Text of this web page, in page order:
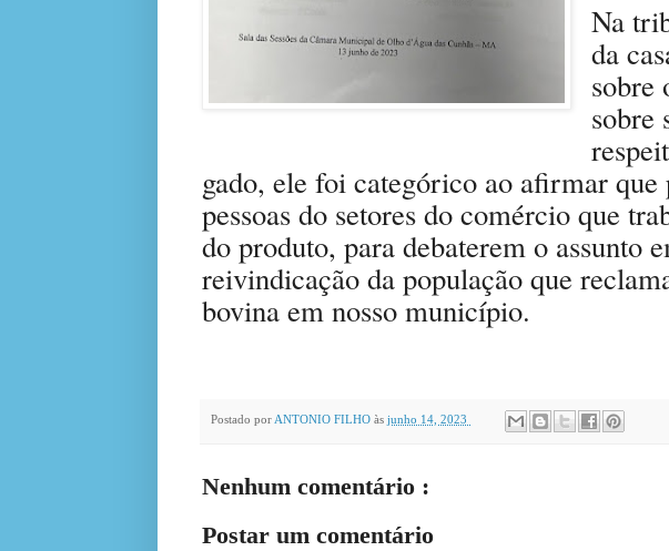
Na
da
sobre
sobre
gado, ele foi categórico ao afirmar
pessoas do setores do comércio que
do produto, para debaterem o assunto
reivindicação da população que
bovina em nosso município.
Postado porANTONIO FILHO às junho 14, 2023
Nenhum comentário :
Postar um comentário